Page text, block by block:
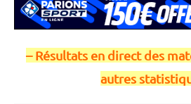
– Résultats en direct des
autres